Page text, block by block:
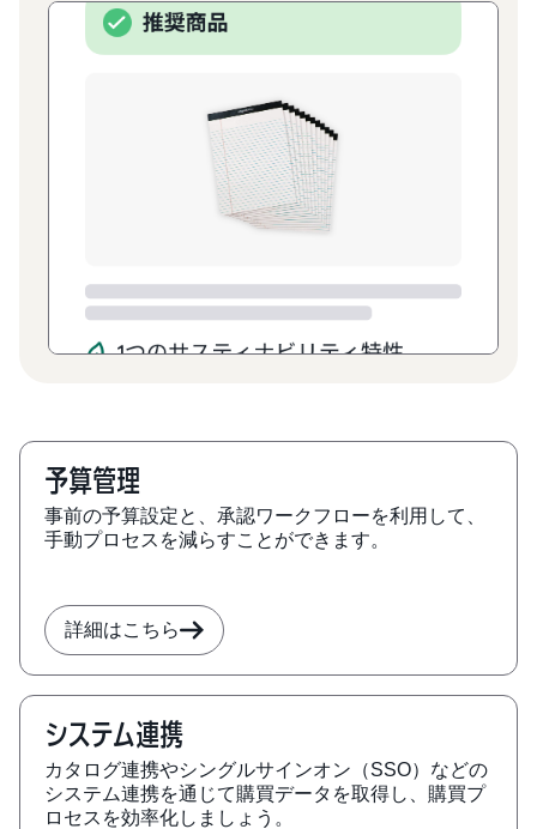
予算管理
事前の予算設定と、承認ワークフローを利用して、
手動プロセスを減らすことができます。
詳細はこちら
システム連携
カタログ連携やシングルサインオン（SSO）などの
システム連携を通じて購買データを取得し、購買プ
ロセスを効率化しましょう。